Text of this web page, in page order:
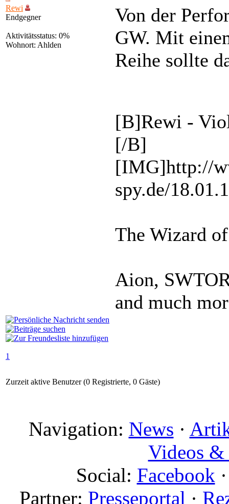
Rewi
Endgegner
Aktivitätsstatus: 0%
Wohnort: Ahlden
Von der
GW. Mit
Reihe sollte
[B]Rewi -
[/B]
[IMG]http://
spy.de/
The Wizard
Aion,
and much
1
Zurzeit aktive Benutzer (0 Registrierte, 0 Gäste)
Navigation: News ·
Videos
Social: Facebook
Partner: Presseportal ·